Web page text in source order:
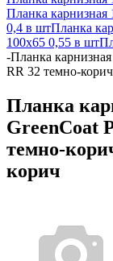
Планка карнизная
0,4 в штПланка
100х65 0,55 в шт
-Планка
RR 32 темно-
Планка
GreenCoat
темно-
корич